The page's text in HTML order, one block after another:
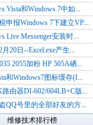
Vista和Windows 7中如...
申报Windows 7下建立VP...
Live Messenger安装时...
月20日--Excel.exe产生...
2055加粉 HP 505A硒...
和Windows7图标缓存(I...
由器DI-602/604LB+C版...
QQ号里的全部好友的方...
维修技术排行榜